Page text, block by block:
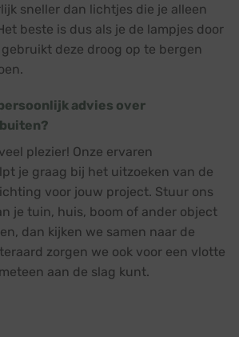
sneller dan lichtjes die je alleen
beste is dus als je de lampjes door
deze droog op te bergen
advies over
plezier! Onze ervaren
je graag bij het uitzoeken van de
voor jouw project. Stuur ons
je tuin, huis, boom of ander object
dan kijken we samen naar de
zorgen we ook voor een vlotte
aan de slag kunt.